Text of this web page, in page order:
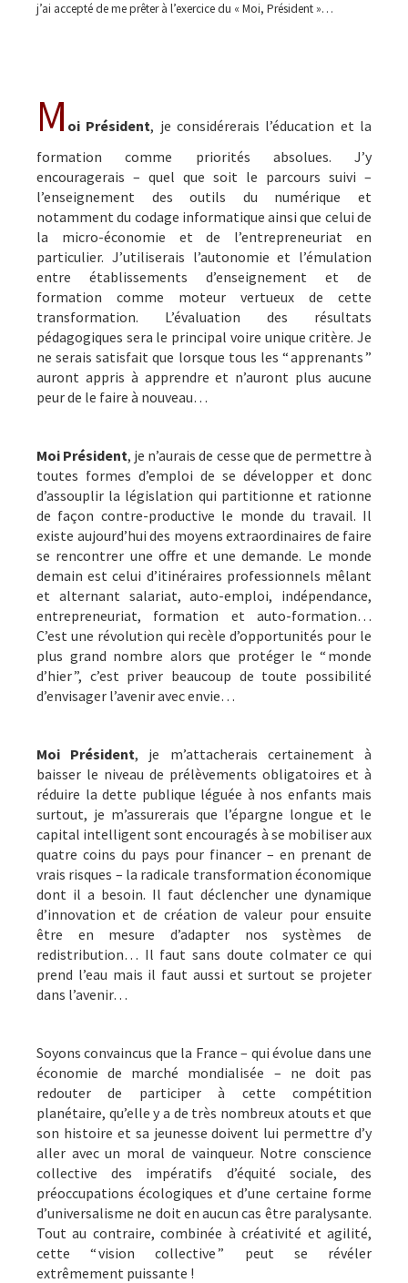
j’ai accepté de me prêter à l’exercice du « Moi, Président »…
M oi Président, je considérerais l’éducation et la
formation comme priorités absolues. J’y
encouragerais – quel que soit le parcours suivi –
l’enseignement des outils du numérique et
notamment du codage informatique ainsi que celui de
la micro-économie et de l’entrepreneuriat en
particulier. J’utiliserais l’autonomie et l’émulation
entre établissements d’enseignement et de
formation comme moteur vertueux de cette
transformation. L’évaluation des résultats
pédagogiques sera le principal voire unique critère. Je
ne serais satisfait que lorsque tous les “ apprenants ”
auront appris à apprendre et n’auront plus aucune
peur de le faire à nouveau…
Moi Président, je n’aurais de cesse que de permettre à
toutes formes d’emploi de se développer et donc
d’assouplir la législation qui partitionne et rationne
de façon contre-productive le monde du travail. Il
existe aujourd’hui des moyens extraordinaires de faire
se rencontrer une offre et une demande. Le monde
demain est celui d’itinéraires professionnels mêlant
et alternant salariat, auto-emploi, indépendance,
entrepreneuriat, formation et auto-formation…
C’est une révolution qui recèle d’opportunités pour le
plus grand nombre alors que protéger le “ monde
d’hier ”, c’est priver beaucoup de toute possibilité
d’envisager l’avenir avec envie…
Moi Président, je m’attacherais certainement à
baisser le niveau de prélèvements obligatoires et à
réduire la dette publique léguée à nos enfants mais
surtout, je m’assurerais que l’épargne longue et le
capital intelligent sont encouragés à se mobiliser aux
quatre coins du pays pour financer – en prenant de
vrais risques – la radicale transformation économique
dont il a besoin. Il faut déclencher une dynamique
d’innovation et de création de valeur pour ensuite
être en mesure d’adapter nos systèmes de
redistribution… Il faut sans doute colmater ce qui
prend l’eau mais il faut aussi et surtout se projeter
dans l’avenir…
Soyons convaincus que la France – qui évolue dans une
économie de marché mondialisée – ne doit pas
redouter de participer à cette compétition
planétaire, qu’elle y a de très nombreux atouts et que
son histoire et sa jeunesse doivent lui permettre d’y
aller avec un moral de vainqueur. Notre conscience
collective des impératifs d’équité sociale, des
préoccupations écologiques et d’une certaine forme
d’universalisme ne doit en aucun cas être paralysante.
Tout au contraire, combinée à créativité et agilité,
cette “ vision collective ” peut se révéler
extrêmement puissante !